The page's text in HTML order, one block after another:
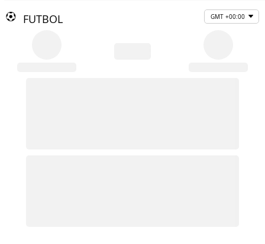
FUTBOL GMT +00:00